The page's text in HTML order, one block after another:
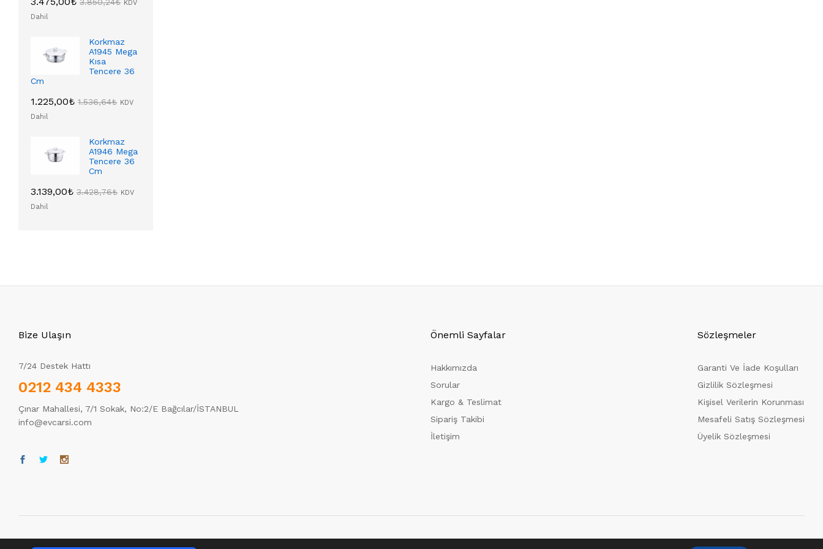
7/24 Canlı Destek
KDV
Dahil
Korkmaz
A1945 Mega
Kısa
Tencere 36
Cm
1.225,00₺ 1.536,64₺ KDV
Dahil
Korkmaz
A1946 Mega
Tencere 36
Cm
3.139,00₺ 3.428,76₺ KDV
Dahil
Bize Ulaşın
7/24 Destek Hattı
0212 434 4333
Çınar Mahallesi, 7/1 Sokak, No:2/E Bağcılar/İSTANBUL
info@evcarsi.com
Önemli Sayfalar
Hakkımızda
Sorular
Kargo & Teslimat
Sipariş Takibi
İletişim
Sözleşmeler
Garanti Ve İade Koşulları
Gizlilik Sözleşmesi
Kişisel Verilerin Korunması
Mesafeli Satış Sözleşmesi
Üyelik Sözleşmesi
© 2021 EvÇarşı | Her hakkı saklıdır. Güvenli Ödeme Seçeneklerimiz: